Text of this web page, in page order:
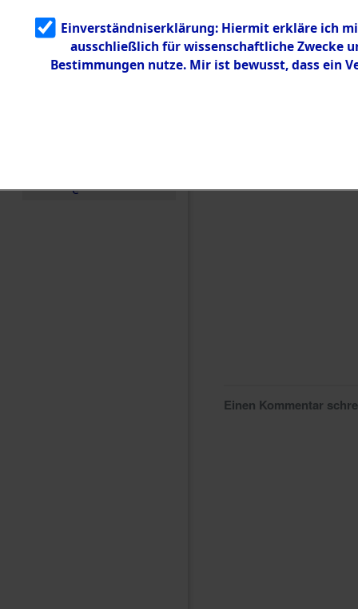
g
5.3.3
Todesmärsch
e
Einen Kommentar
Einverständniserklärung: Hiermit erkläre ich
ausschließlich für wissenschaftliche Zwecke
Bestimmungen nutze. Mir ist bewusst, dass ein